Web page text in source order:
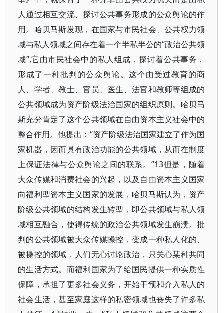
人通过相互交流、探讨公共事务形成的公众舆论的作
用。哈贝马斯发现，在国家与市民社会、公共权力领
域与私人领域之间存在着一个半私半公的“政治公共领
域”,它由市民社会中的私人组成，探讨着公共事务，
形成了一种批判的公众舆论。这个由受过教育的商
人、学者、教士、官员、医生、法官和教师等组成的
公共领域成为资产阶级法治国家的组织原则。哈贝马
斯充分肯定了这个公共领域在自由资本主义社会中的
整合作用。他提出：“资产阶级法治国家建立了作为国
家机器，因而具有政治功能的公共领域，从而在制度
上保证法律与公众舆论之间的联系。”13但是，随着
大众传媒和消费社会的兴起，以及自由资本主义国家
向福利型资本主义国家的发展，哈贝马斯认为，资产
阶级公共领域的结构发生转型，即公共领域与私人领
域相互融合，使得传统的政治公共领域发生崩溃。批
判的公共领域被大众传媒操控，变成一种私人化的、
被操控的领域，人们无心讨论政治，只关心某种共同
的生活方式。而福利国家为了给国民提供一种实质性
保障，承担了更多社会义务，开始干预和介入私人的
社会生活，甚至家庭这样的私密领域也丧失了许多私